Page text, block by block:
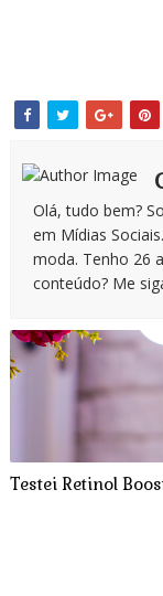
Olá, tudo bem?
em Mídias
moda. Tenho 26
conteúdo? Me
Testei Retinol